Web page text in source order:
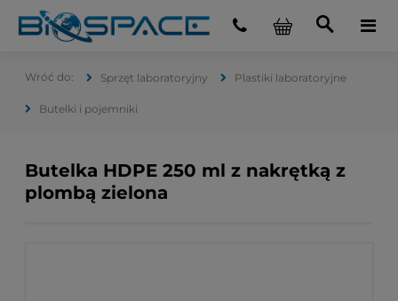
Sprzęt laboratoryjny Plastiki laboratoryjne
Butelki i pojemniki
Butelka HDPE 250 ml z nakrętką z
plombą zielona